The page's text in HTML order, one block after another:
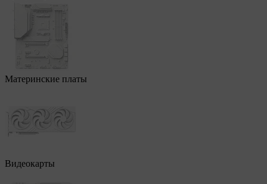
Материнские платы
Видеокарты